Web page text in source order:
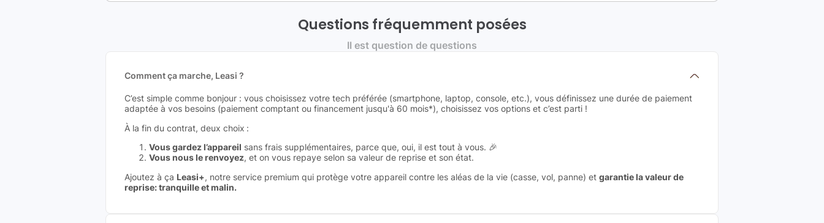
Questions fréquemment posées
Il est question de questions
Comment ça marche, Leasi ?
C’est simple comme bonjour : vous choisissez votre tech préférée (smartphone, laptop, console, etc.), vous définissez une durée de paiement
adaptée à vos besoins (paiement comptant ou financement jusqu'à 60 mois*), choisissez vos options et c’est parti !
À la fin du contrat, deux choix :
Vous gardez l’appareil sans frais supplémentaires, parce que, oui, il est tout à vous. 🎉
Vous nous le renvoyez, et on vous repaye selon sa valeur de reprise et son état.
Ajoutez à ça Leasi+, notre service premium qui protège votre appareil contre les aléas de la vie (casse, vol, panne) et garantie la valeur de
reprise: tranquille et malin.